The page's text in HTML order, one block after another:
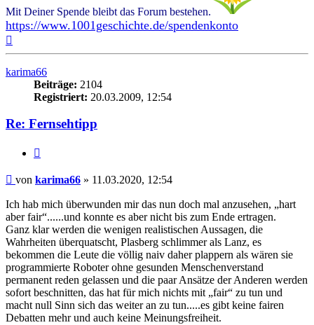
Mit Deiner Spende bleibt das Forum bestehen.
https://www.1001geschichte.de/spendenkonto
karima66
Beiträge: 2104
Registriert: 20.03.2009, 12:54
Re: Fernsehtipp
Beitrag
von karima66 » 11.03.2020, 12:54
Ich hab mich überwunden mir das nun doch mal anzusehen, „hart
aber fair“......und konnte es aber nicht bis zum Ende ertragen.
Ganz klar werden die wenigen realistischen Aussagen, die
Wahrheiten überquatscht, Plasberg schlimmer als Lanz, es
bekommen die Leute die völlig naiv daher plappern als wären sie
programmierte Roboter ohne gesunden Menschenverstand
permanent reden gelassen und die paar Ansätze der Anderen werden
sofort beschnitten, das hat für mich nichts mit „fair“ zu tun und
macht null Sinn sich das weiter an zu tun.....es gibt keine fairen
Debatten mehr und auch keine Meinungsfreiheit.